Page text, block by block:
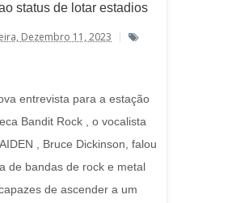
status de lotar estadios
Dezembro 11, 2023
entrevista para a estação
Bandit Rock , o vocalista
, Bruce Dickinson, falou
de bandas de rock e metal
de ascender a um